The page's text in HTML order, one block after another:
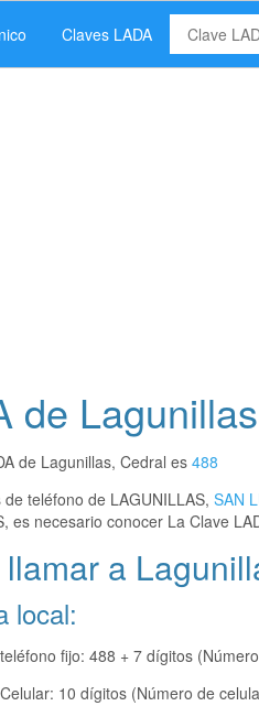
Claves LADA
de
de Lagunillas, Cedral es 488
teléfono de LAGUNILLAS, SAN
es necesario conocer La Clave
a
local:
fijo: 488 + 7 dígitos
10 dígitos (Número de